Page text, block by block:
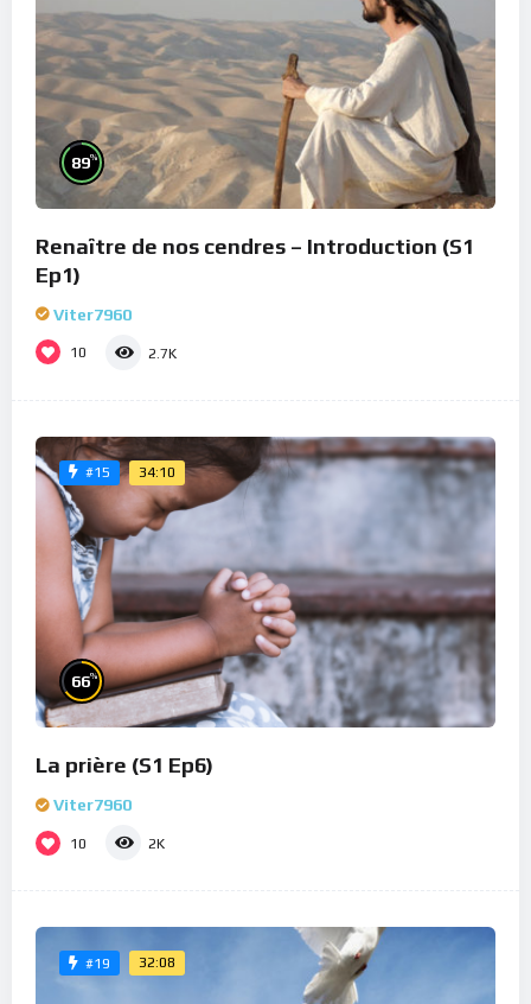
89%
Renaître de nos cendres – Introduction (S1
Ep1)
Viter7960
10 2.7K
#15 34:10
66%
La prière (S1 Ep6)
Viter7960
10 2K
#19 32:08